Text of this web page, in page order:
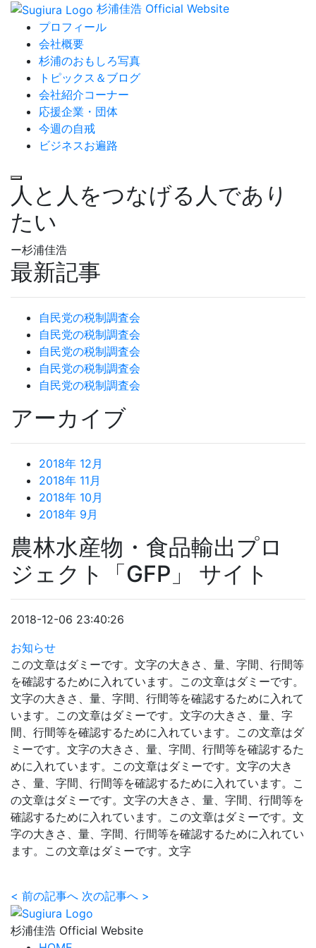
杉浦佳浩 Official Website
プロフィール
会社概要
杉浦のおもしろ写真
トピックス＆ブログ
会社紹介コーナー
応援企業・団体
今週の自戒
ビジネスお遍路
人と人をつなげる人であり
たい
ー杉浦佳浩
最新記事
自民党の税制調査会
自民党の税制調査会
自民党の税制調査会
自民党の税制調査会
自民党の税制調査会
アーカイブ
2018年 12月
2018年 11月
2018年 10月
2018年 9月
農林水産物・食品輸出プロ
ジェクト「GFP」 サイト
2018-12-06 23:40:26
お知らせ
この文章はダミーです。文字の大きさ、量、字間、行間等
を確認するために入れています。この文章はダミーです。
文字の大きさ、量、字間、行間等を確認するために入れて
います。この文章はダミーです。文字の大きさ、量、字
間、行間等を確認するために入れています。この文章はダ
ミーです。文字の大きさ、量、字間、行間等を確認するた
めに入れています。この文章はダミーです。文字の大き
さ、量、字間、行間等を確認するために入れています。こ
の文章はダミーです。文字の大きさ、量、字間、行間等を
確認するために入れています。この文章はダミーです。文
字の大きさ、量、字間、行間等を確認するために入れてい
ます。この文章はダミーです。文字
< 前の記事へ 次の記事へ >
杉浦佳浩 Official Website